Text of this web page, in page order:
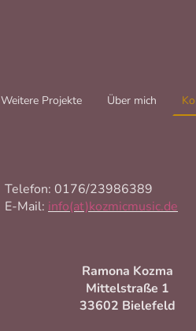
Weitere Projekte Über mich
Telefon: 0176/23986389
E-Mail: info(at)kozmicmusic.de
Ramona Kozma
Mittelstraße 1
33602 Bielefeld